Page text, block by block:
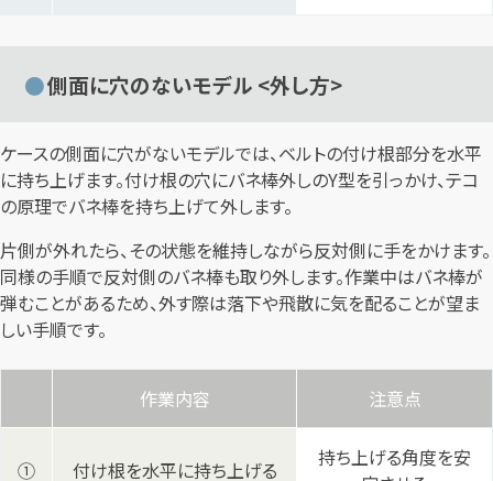
側面に穴のないモデル <外し方>
ケースの側面に穴がないモデルでは、ベルトの付け根部分を水平
に持ち上げます。付け根の穴にバネ棒外しのY型を引っかけ、テコ
の原理でバネ棒を持ち上げて外します。
片側が外れたら、その状態を維持しながら反対側に手をかけます。
同様の手順で反対側のバネ棒も取り外します。作業中はバネ棒が
弾むことがあるため、外す際は落下や飛散に気を配ることが望ま
しい手順です。
作業内容 注意点
① 付け根を水平に持ち上げる
持ち上げる角度を安